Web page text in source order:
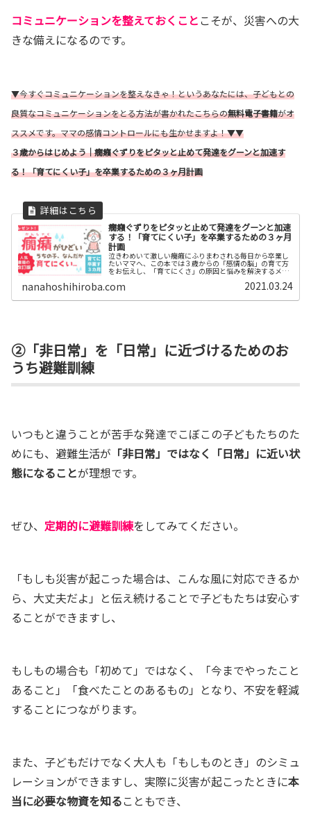
コミュニケーションを整えておくこと こそが、災害への大
きな備えになるのです。
▼今すぐコミュニケーションを整えなきゃ！というあなたには、子どもとの
良質なコミュニケーションをとる方法が書かれたこちらの無料電子書籍がオ
ススメです。ママの感情コントロールにも生かせますよ！▼▼
３歳からはじめよう｜癇癪ぐずりをピタッと止めて発達をグーンと加速す
る！「育てにくい子」を卒業するための３ヶ月計画
癇癪ぐずりをピタッと止めて発達をグーンと加速
する！「育てにくい子」を卒業するための３ヶ月
計画
泣きわめいて激しい癇癪にふりまわされる毎日から卒業し
たいママへ、この本では３歳からの「感情の脳」の育て方
をお伝えし、「育てにくさ」の原因と悩みを解決するメソ
nanahoshihiroba.com 2021.03.24
②「非日常」を「日常」に近づけるためのお
うち避難訓練
いつもと違うことが苦手な発達でこぼこの子どもたちのた
めにも、避難生活が 「非日常」ではなく「日常」に近い状
態になることが理想です。
ぜひ、 定期的に避難訓練をしてみてください。
「もしも災害が起こった場合は、こんな風に対応できるか
ら、大丈夫だよ」と伝え続けることで子どもたちは安心す
ることができますし、
もしもの場合も「初めて」ではなく、「今までやったこと
あること」「食べたことのあるもの」となり、不安を軽減
することにつながります。
また、子どもだけでなく大人も「もしものとき」のシミュ
レーションができますし、実際に災害が起こったときに本
当に必要な物資を知ることもでき、